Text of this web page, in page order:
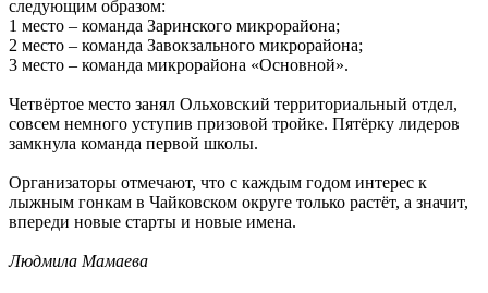
следующим образом:
1 место – команда Заринского микрорайона;
2 место – команда Завокзального микрорайона;
3 место – команда микрорайона «Основной».
Четвёртое место занял Ольховский территориальный отдел,
совсем немного уступив призовой тройке. Пятёрку лидеров
замкнула команда первой школы.
Организаторы отмечают, что с каждым годом интерес к
лыжным гонкам в Чайковском округе только растёт, а значит,
впереди новые старты и новые имена.
Людмила Мамаева